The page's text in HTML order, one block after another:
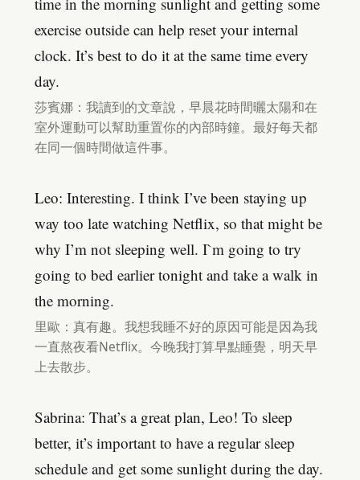
exercise outside can help reset your internal
clock. It’s best to do it at the same time every
day.
莎賓娜：我讀到的文章說，早晨花時間曬太陽和在
室外運動可以幫助重置你的內部時鐘。最好每天都
在同一個時間做這件事。
Leo: Interesting. I think I’ve been staying up
way too late watching Netflix, so that might be
why I’m not sleeping well. I`m going to try
going to bed earlier tonight and take a walk in
the morning.
里歐：真有趣。我想我睡不好的原因可能是因為我
一直熬夜看Netflix。今晚我打算早點睡覺，明天早
上去散步。
Sabrina: That’s a great plan, Leo! To sleep
better, it’s important to have a regular sleep
schedule and get some sunlight during the day.